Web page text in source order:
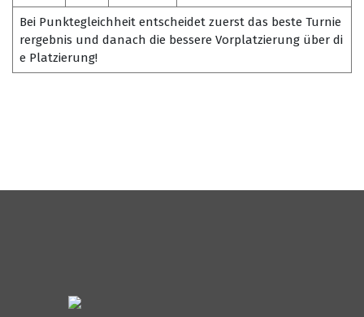
Bei Punktegleichheit entscheidet zuerst das beste Turnie
rergebnis und danach die bessere Vorplatzierung über di
e Platzierung!